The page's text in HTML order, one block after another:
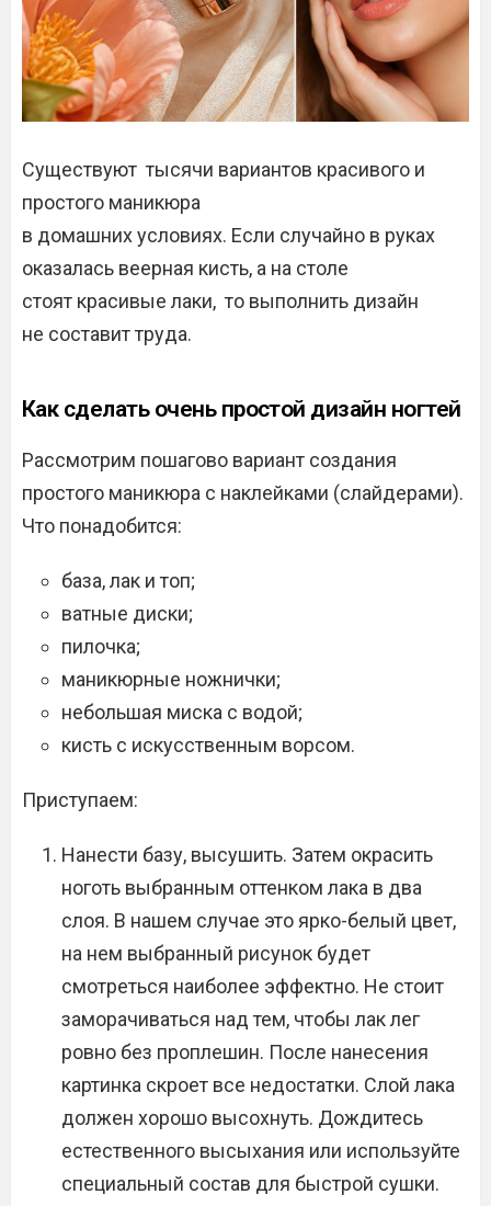
Существуют тысячи вариантов красивого и
простого маникюра
в домашних условиях. Если случайно в руках
оказалась веерная кисть, а на столе
стоят красивые лаки, то выполнить дизайн
не составит труда.
Как сделать очень простой дизайн ногтей
Рассмотрим пошагово вариант создания
простого маникюра с наклейками (слайдерами).
Что понадобится:
база, лак и топ;
ватные диски;
пилочка;
маникюрные ножнички;
небольшая миска с водой;
кисть с искусственным ворсом.
Приступаем:
Нанести базу, высушить. Затем окрасить
ноготь выбранным оттенком лака в два
слоя. В нашем случае это ярко-белый цвет,
на нем выбранный рисунок будет
смотреться наиболее эффектно. Не стоит
заморачиваться над тем, чтобы лак лег
ровно без проплешин. После нанесения
картинка скроет все недостатки. Слой лака
должен хорошо высохнуть. Дождитесь
естественного высыхания или используйте
специальный состав для быстрой сушки.